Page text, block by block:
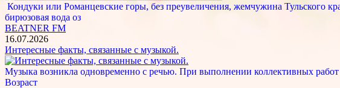
Кондуки или Романцевские горы, без преувеличения, жемчужина Тульского
бирюзовая вода оз
BEATNER FM
16.07.2026
Интересные факты, связанные с музыкой.
Музыка возникла одновременно с речью. При выполнении коллективных
Возраст